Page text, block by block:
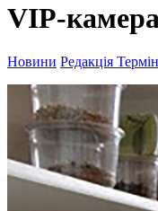
VIP-
Новини Редакція